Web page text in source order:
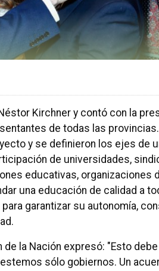
Kirchner y contó con la
de todas las
y se definieron los ejes de
de universidades,
educativas, organizaciones
una educación de calidad a
garantizar su autonomía,
la Nación expresó: "Esto
sólo gobiernos. Un